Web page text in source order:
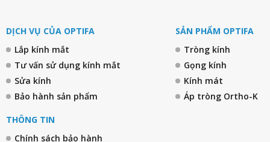
DỊCH VỤ CỦA OPTIFA
Lắp kính mắt
Tư vấn sử dụng kính mắt
Sửa kính
Bảo hành sản phẩm
SẢN PHẨM OPTIFA
Tròng kính
Gọng kính
Kính mát
Áp tròng Ortho-K
THÔNG TIN
Chính sách bảo hành